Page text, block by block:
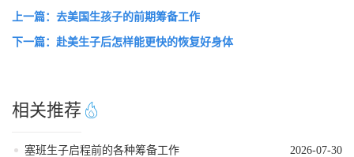
上一篇：去美国生孩子的前期筹备工作
下一篇：赴美生子后怎样能更快的恢复好身体
相关推荐
塞班生子启程前的各种筹备工作
2026-07-30